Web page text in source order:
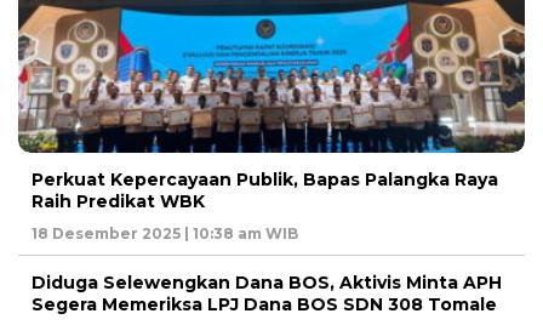
Perkuat Kepercayaan Publik, Bapas Palangka Raya
Raih Predikat WBK
18 Desember 2025 | 10:38 am WIB
Diduga Selewengkan Dana BOS, Aktivis Minta APH
Segera Memeriksa LPJ Dana BOS SDN 308 Tomale